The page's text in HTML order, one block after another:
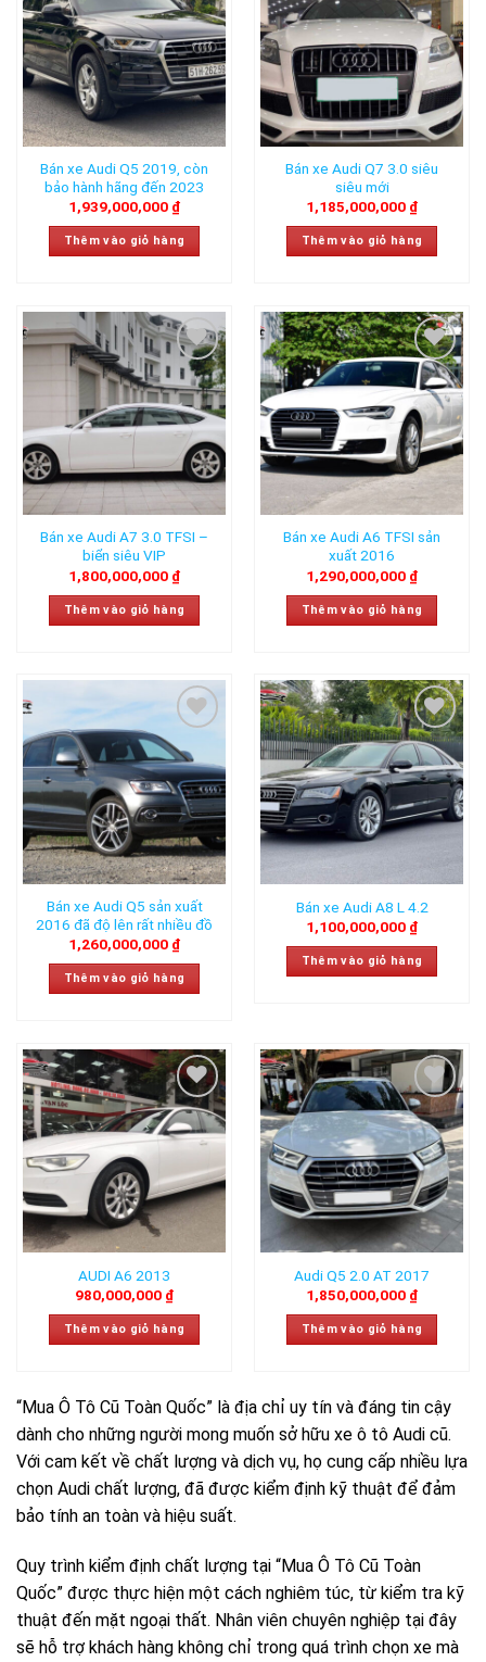
Add to
wishlist
Bán xe Audi Q5 2019, còn
bảo hành hãng đến 2023
1,939,000,000 ₫
Thêm vào giỏ hàng
Add to
wishlist
Bán xe Audi Q7 3.0 siêu
siêu mới
1,185,000,000 ₫
Thêm vào giỏ hàng
Add to
wishlist
Bán xe Audi A7 3.0 TFSI –
biển siêu VIP
1,800,000,000 ₫
Thêm vào giỏ hàng
Add to
wishlist
Bán xe Audi A6 TFSI sản
xuất 2016
1,290,000,000 ₫
Thêm vào giỏ hàng
Add to
wishlist
Bán xe Audi Q5 sản xuất
2016 đã độ lên rất nhiều đồ
1,260,000,000 ₫
Thêm vào giỏ hàng
Add to
wishlist
Bán xe Audi A8 L 4.2
1,100,000,000 ₫
Thêm vào giỏ hàng
Add to
wishlist
AUDI A6 2013
980,000,000 ₫
Thêm vào giỏ hàng
Add to
wishlist
Audi Q5 2.0 AT 2017
1,850,000,000 ₫
Thêm vào giỏ hàng
“Mua Ô Tô Cũ Toàn Quốc” là địa chỉ uy tín và đáng tin cậy
dành cho những người mong muốn sở hữu xe ô tô Audi cũ.
Với cam kết về chất lượng và dịch vụ, họ cung cấp nhiều lựa
chọn Audi chất lượng, đã được kiểm định kỹ thuật để đảm
bảo tính an toàn và hiệu suất.
Quy trình kiểm định chất lượng tại “Mua Ô Tô Cũ Toàn
Quốc” được thực hiện một cách nghiêm túc, từ kiểm tra kỹ
thuật đến mặt ngoại thất. Nhân viên chuyên nghiệp tại đây
sẽ hỗ trợ khách hàng không chỉ trong quá trình chọn xe mà